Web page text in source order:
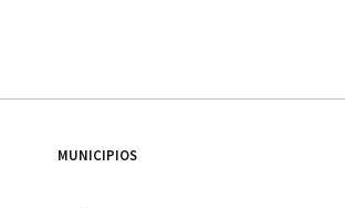
MUNICIPIOS